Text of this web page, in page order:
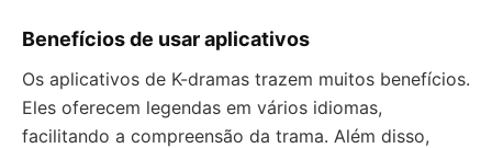
Benefícios de usar aplicativos
Os aplicativos de K-dramas trazem muitos benefícios.
Eles oferecem legendas em vários idiomas,
facilitando a compreensão da trama. Além disso,